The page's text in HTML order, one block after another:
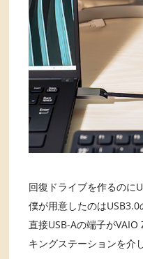
回復ドライブを作るのに
僕が用意したのはUSB3.0
直接USB-Aの端子が
キングステーションを介